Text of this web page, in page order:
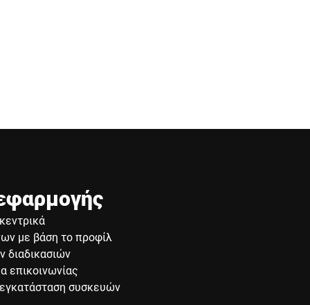
με βάση το προφίλ
επικοινωνίας
συσκευών